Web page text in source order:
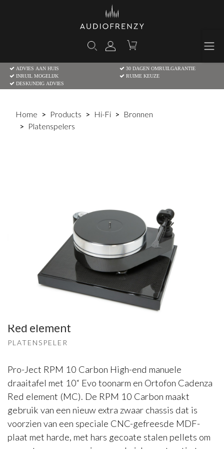
ADVIES AAN HUIS
30 DAGEN OMRUILGARANTIE
INRUIL MOGELIJK
RUIME KEUZE
DESKUNDIG ADVIES
Home Products Hi-Fi
Bronnen
Platenspelers
RPM 10 Carbon met Ortofon Cadenza
Red element
PLATENSPELER
Pro-Ject RPM 10 Carbon High-end manuele
draaitafel met 10“ Evo toonarm en Ortofon Cadenza
Red element (MC). De RPM 10 Carbon maakt
gebruik van een nieuw extra zwaar chassis dat is
voorzien van een speciale CNC-gefreesde MDF-
plaat met harde, met hars gecoate stalen pellets om